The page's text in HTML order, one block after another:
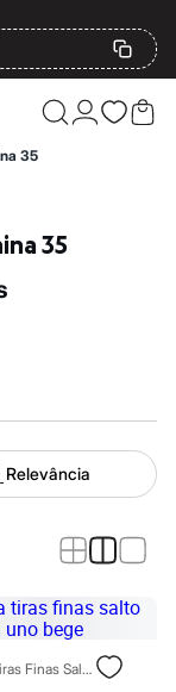
35
35
Relevância
Sandália Tiras Finas Salto Grosso Via Uno Bege